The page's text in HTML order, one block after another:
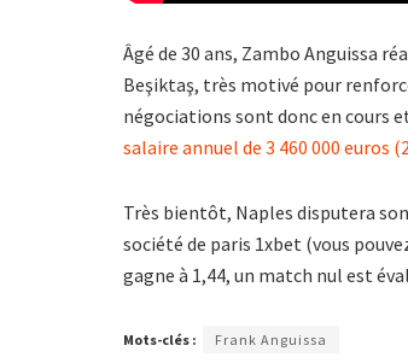
Âgé de 30 ans, Zambo Anguissa
Beşiktaş, très motivé pour
négociations sont donc en cours
salaire annuel de 3 460 000 euros
Très bientôt, Naples disputera
société de paris 1xbet (vous
gagne à 1,44, un match nul est
Mots-clés : Frank Anguissa